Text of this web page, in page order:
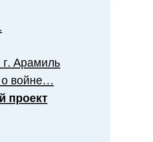
Арамиль
войне…
проект